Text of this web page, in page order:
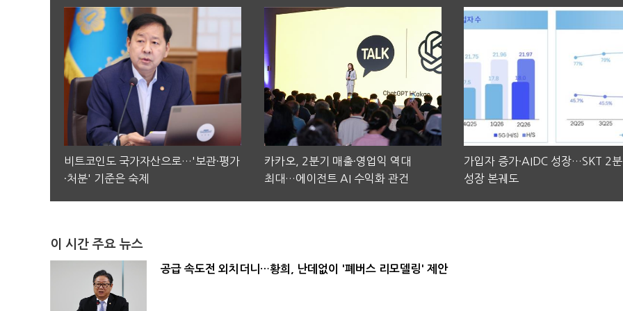
비트코인도 국가자산으로…'보관·평가
·처분' 기준은 숙제
카카오, 2분기 매출·영업익 역대
최대…에이전트 AI 수익화 관건
가입자 증가·AIDC 성장…SKT 2
성장 본궤도
이 시간 주요 뉴스
공급 속도전 외치더니…황희, 난데없이 '폐버스 리모델링' 제안